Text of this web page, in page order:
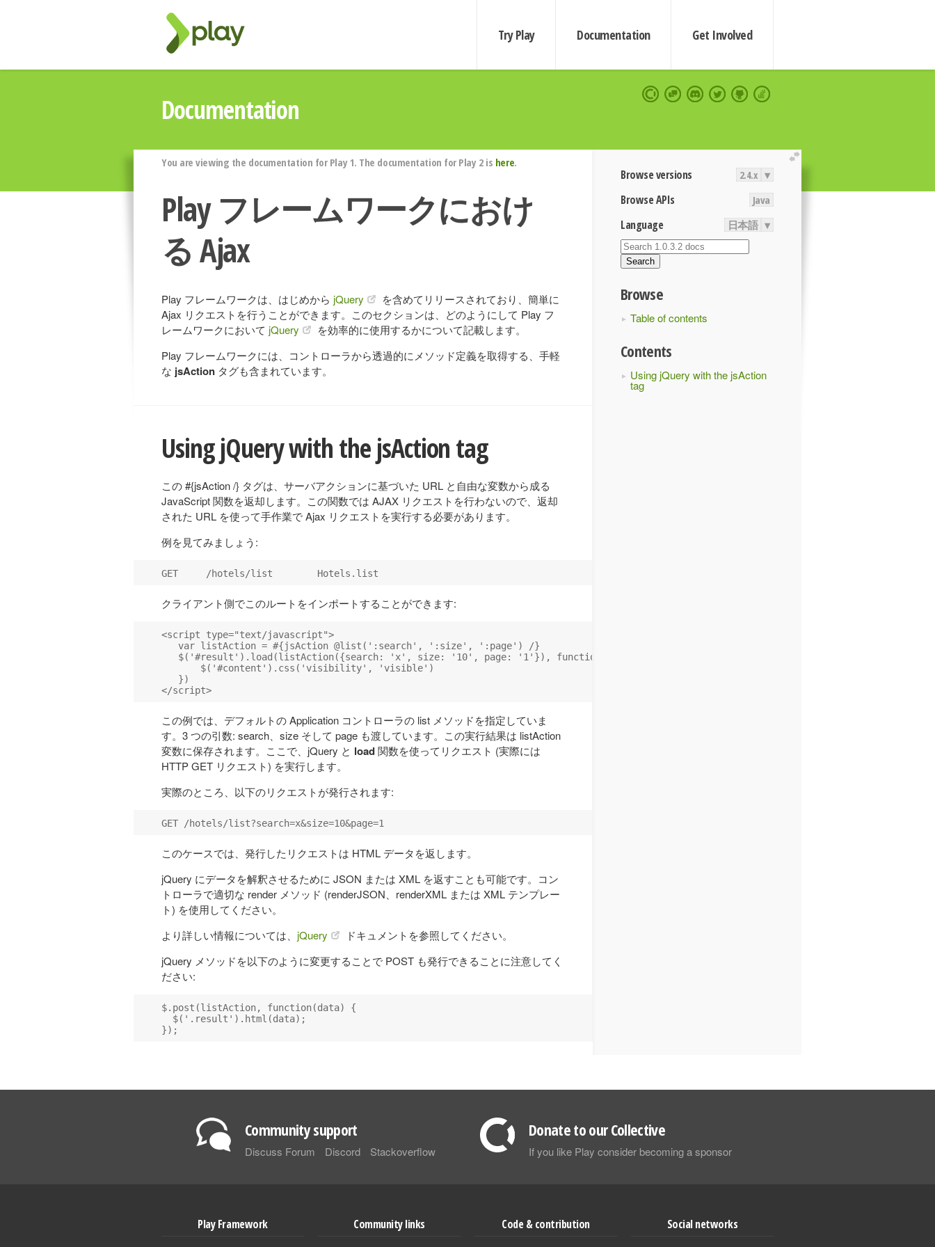
Try Play Documentation Get Involved
Documentation
extend
Browse versions 2.4.x ▾
Browse APIs Java
Language 日本語 ▾
Search
Browse
Table of contents
Contents
Using jQuery with the jsAction
tag
You are viewing the documentation for Play 1. The documentation for Play 2 is here.
Play フレームワークにおけ
る Ajax
Play フレームワークは、はじめから jQuery
を含めてリリースされており、簡単に
Ajax リクエストを行うことができます。このセクションは、どのようにして Play フ
レームワークにおいて jQuery
を効率的に使用するかについて記載します。
Play フレームワークには、コントローラから透過的にメソッド定義を取得する、手軽
な jsAction タグも含まれています。
Using jQuery with the jsAction tag
この #{jsAction /} タグは、サーバアクションに基づいた URL と自由な変数から成る
JavaScript 関数を返却します。この関数では AJAX リクエストを行わないので、返却
された URL を使って手作業で Ajax リクエストを実行する必要があります。
例を見てみましょう:
クライアント側でこのルートをインポートすることができます:
<script type="text/javascript">
   var listAction = #{jsAction @list(':search', ':size', ':page') /}
   $('#result').load(listAction({search: 'x', size: '10', page: '1'}), function() {
       $('#content').css('visibility', 'visible')
   })
この例では、デフォルトの Application コントローラの list メソッドを指定していま
す。3 つの引数: search、size そして page も渡しています。この実行結果は listAction
変数に保存されます。ここで、jQuery と load関数を使ってリクエスト (実際には
HTTP GET リクエスト) を実行します。
実際のところ、以下のリクエストが発行されます:
このケースでは、発行したリクエストは HTML データを返します。
jQuery にデータを解釈させるために JSON または XML を返すことも可能です。コン
トローラで適切な render メソッド (renderJSON、renderXML または XML テンプレー
ト) を使用してください。
より詳しい情報については、 jQuery
ドキュメントを参照してください。
jQuery メソッドを以下のように変更することで POST も発行できることに注意してく
ださい:
$.post(listAction, function(data) {
  $('.result').html(data);
Community support
Discuss Forum Discord Stackoverflow
Donate to our Collective
If you like Play consider becoming a sponsor
Play Framework Community links Code & contribution Social networks